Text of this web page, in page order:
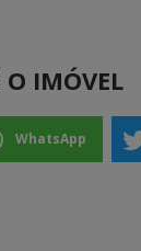
IMÓVEL
WhatsApp